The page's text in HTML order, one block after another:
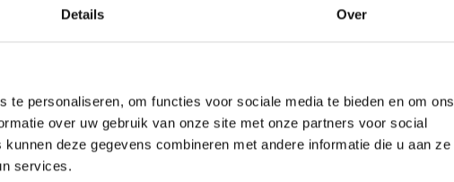
Details Over
te personaliseren, om functies voor sociale media te bieden en om ons
over uw gebruik van onze site met onze partners voor social
kunnen deze gegevens combineren met andere informatie die u aan ze
services.